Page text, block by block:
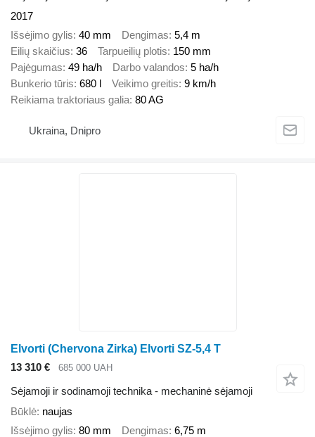
2017
Išsėjimo gylis 40 mm Dengimas 5,4 m
Eilių skaičius 36 Tarpueilių plotis 150 mm
Pajėgumas 49 ha/h Darbo valandos 5 ha/h
Bunkerio tūris 680 l Veikimo greitis 9 km/h
Reikiama traktoriaus galia 80 AG
Ukraina, Dnipro
Elvorti (Chervona Zirka) Elvorti SZ-5,4 T
13 310 €
685 000 UAH
Sėjamoji ir sodinamoji technika - mechaninė sėjamoji
Būklė naujas
Išsėjimo gylis 80 mm Dengimas 6,75 m